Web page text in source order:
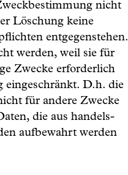
nicht
Löschung keine
entgegenstehen.
werden, weil sie für
Zwecke erforderlich
eingeschränkt. D.h. die
für andere Zwecke
die aus handels-
aufbewahrt werden